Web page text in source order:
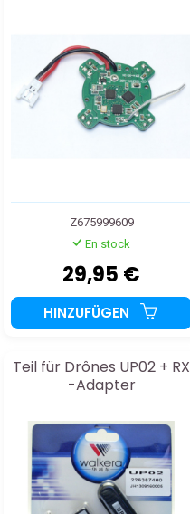
Z675999609
En stock
29,95 €
HINZUFÜGEN
Teil für Drônes UP02 + RX
-Adapter